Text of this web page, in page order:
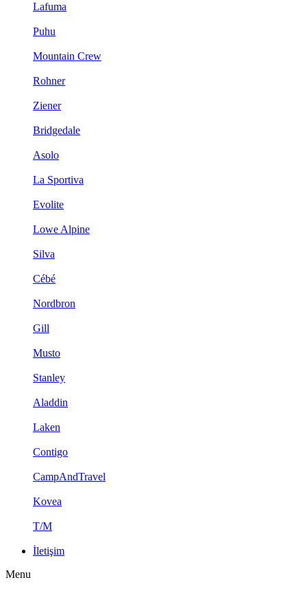
Lafuma
Puhu
Mountain Crew
Rohner
Ziener
Bridgedale
Asolo
La Sportiva
Evolite
Lowe Alpine
Silva
Cébé
Nordbron
Gill
Musto
Stanley
Aladdin
Laken
Contigo
CampAndTravel
Kovea
T/M
İletişim
Menu